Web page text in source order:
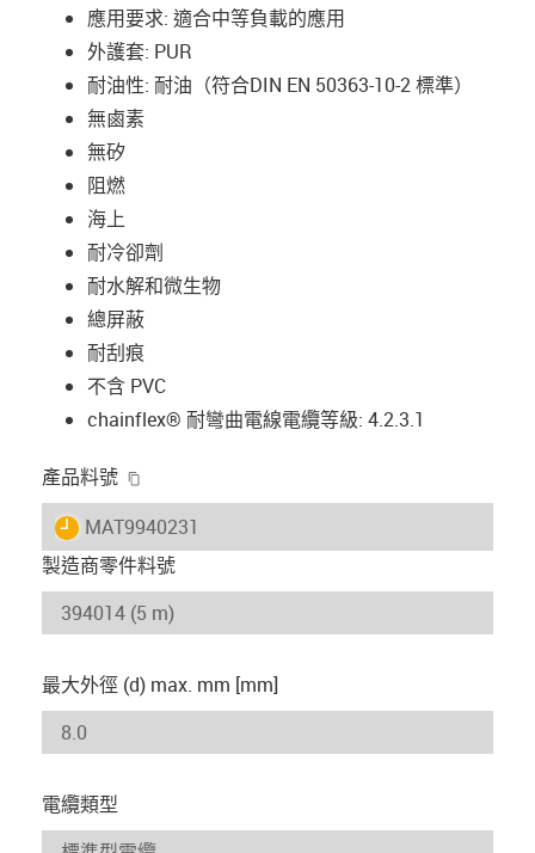
應用要求: 適合中等負載的應用
外護套: PUR
耐油性: 耐油（符合DIN EN 50363-10-2 標準）
無鹵素
無矽
阻燃
海上
耐冷卻劑
耐水解和微生物
總屏蔽
耐刮痕
不含 PVC
chainflex® 耐彎曲電線電纜等級: 4.2.3.1
產品料號
igus-icon-lieferzeit
MAT9940231
製造商零件料號
最大外徑 (d) max. mm [mm]
電纜類型